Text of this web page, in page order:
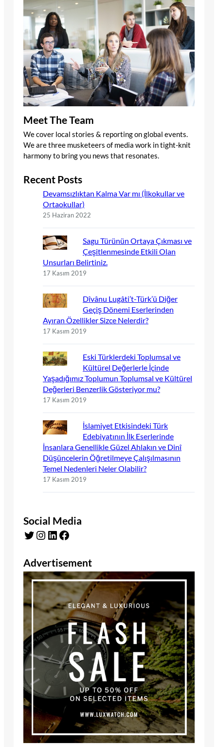
Meet The Team
We cover local stories & reporting on global events.
We are three musketeers of media work in tight-knit
harmony to bring you news that resonates.
Recent Posts
Devamsızlıktan Kalma Var mı (İlkokullar ve
Ortaokullar)
25 Haziran 2022
Sagu Türünün Ortaya Çıkması ve
Çeşitlenmesinde Etkili Olan
Unsurları Belirtiniz.
17 Kasım 2019
Dîvânu Lugâti’t-Türk’ü Diğer
Geçiş Dönemi Eserlerinden
Ayıran Özellikler Sizce Nelerdir?
17 Kasım 2019
Eski Türklerdeki Toplumsal ve
Kültürel Değerlerle İçinde
Yaşadığımız Toplumun Toplumsal ve Kültürel
Değerleri Benzerlik Gösteriyor mu?
17 Kasım 2019
İslamiyet Etkisindeki Türk
Edebiyatının İlk Eserlerinde
İnsanlara Genellikle Güzel Ahlakın ve Dinî
Düşüncelerin Öğretilmeye Çalışılmasının
Temel Nedenleri Neler Olabilir?
17 Kasım 2019
Social Media
Twitter Instagram LinkedIn Facebook
Advertisement